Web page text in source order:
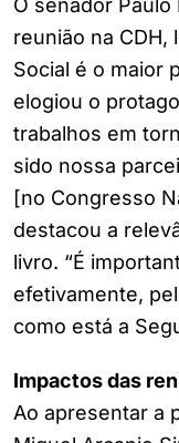
O senador Paulo
reunião na CDH,
Social é o maior
elogiou o
trabalhos em
sido nossa
[no Congresso
destacou a
livro. “É
efetivamente,
como está a
Impactos das
Ao apresentar a